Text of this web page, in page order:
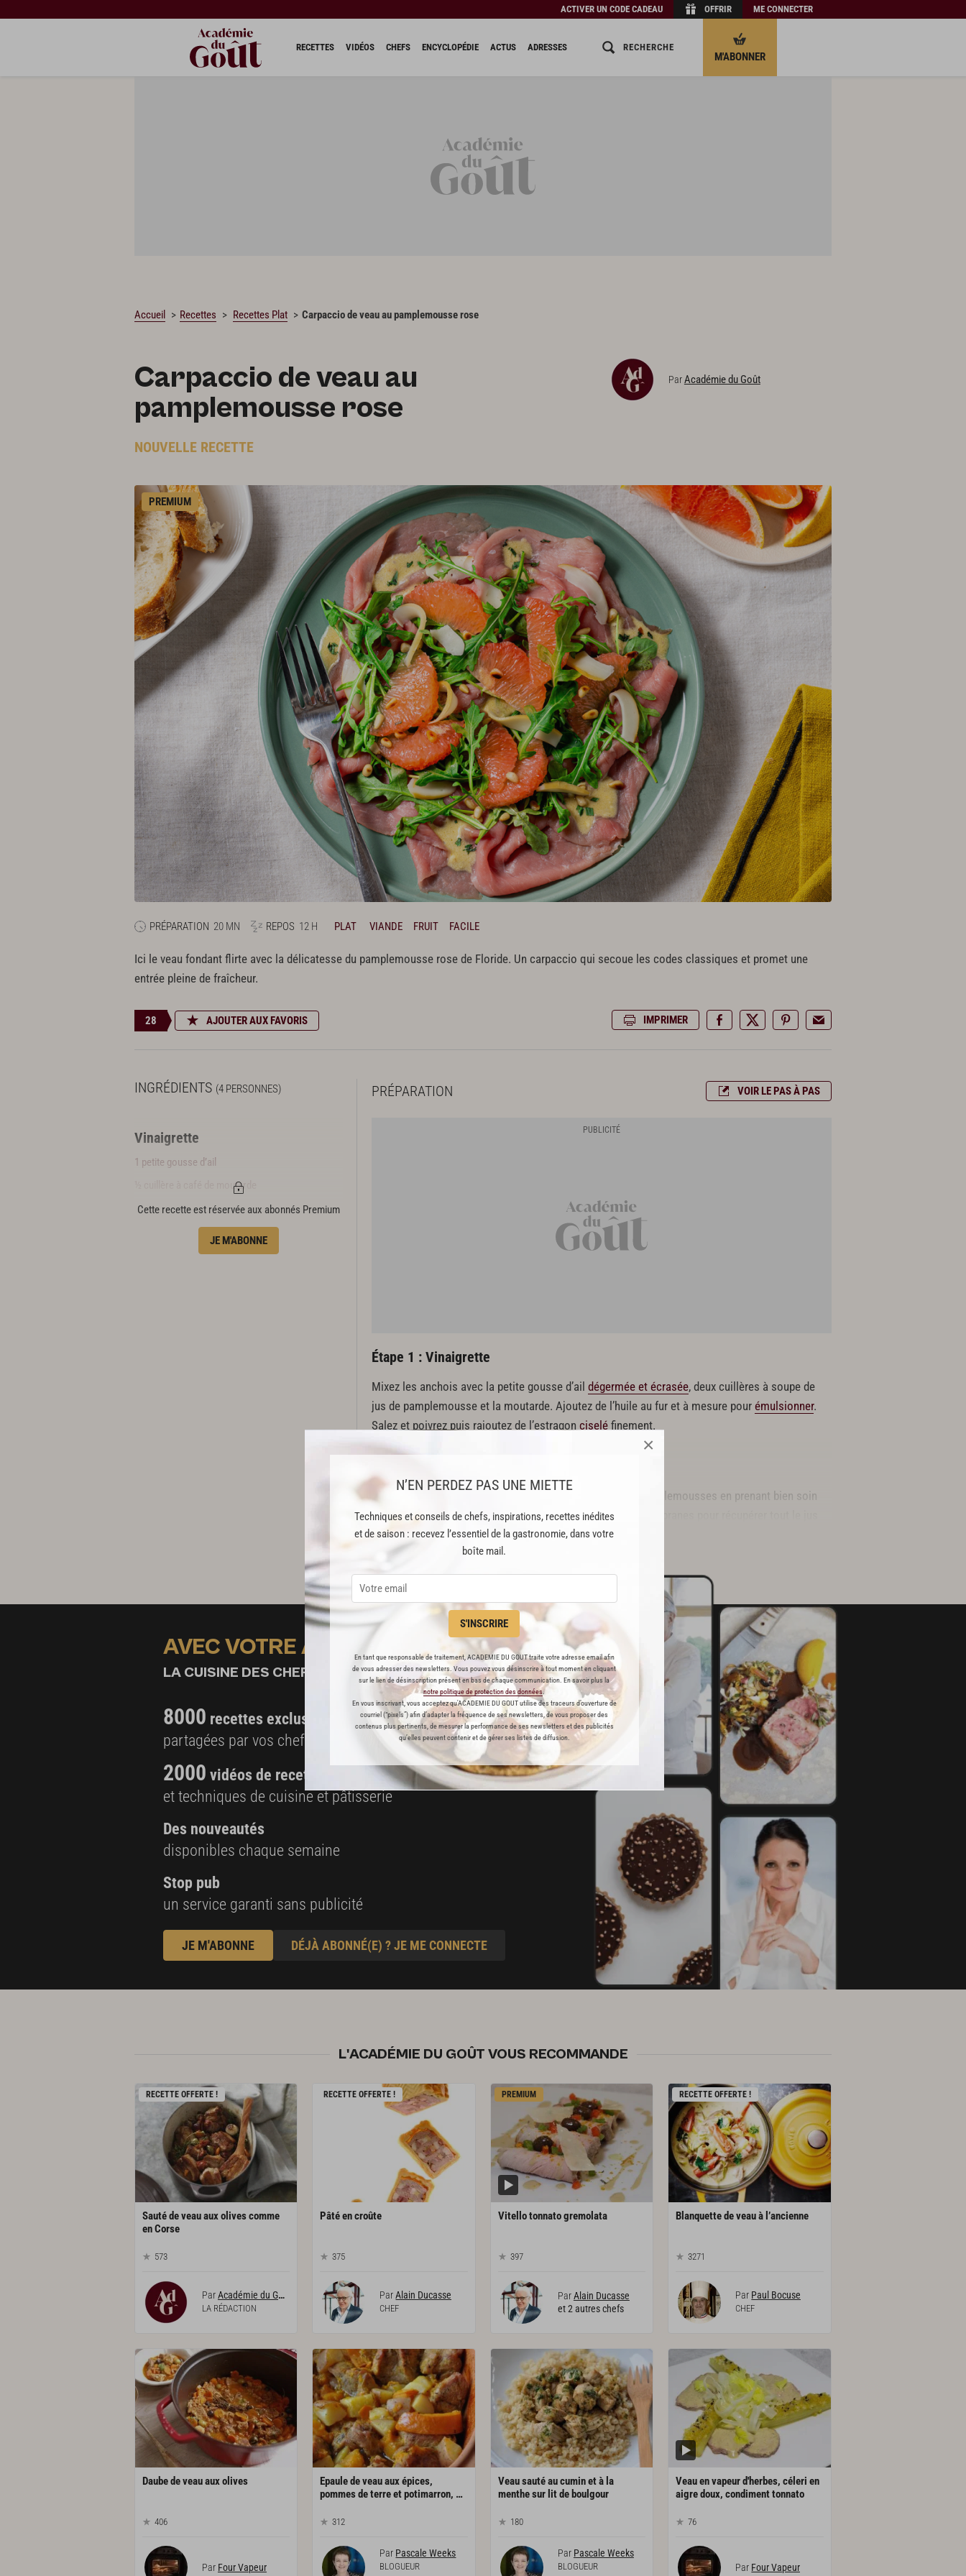
N’EN PERDEZ PAS UNE MIETTE
Techniques et conseils de chefs, inspirations, recettes inédites
et de saison : recevez l’essentiel de la gastronomie, dans votre
boîte mail.
S'INSCRIRE
En tant que responsable de traitement, ACADEMIE DU GOUT traite votre adresse email afin
de vous adresser des newsletters. Vous pouvez vous désinscrire à tout moment en cliquant
sur le lien de désinscription présent en bas de chaque communication. En savoir plus la
notre politique de protection des données.
En vous inscrivant, vous acceptez qu'ACADEMIE DU GOUT utilise des traceurs d’ouverture de
courriel (“pixels”) afin d’adapter la fréquence de ses newsletters, de vous proposer des
contenus plus pertinents, de mesurer la performance de ses newsletters et des publicités
qu’elles peuvent contenir et de gérer ses listes de diffusion.
×
ACTIVER UN CODE CADEAU OFFRIR ME CONNECTER
RECETTES VIDÉOS CHEFS ENCYCLOPÉDIE ACTUS ADRESSES RECHERCHE
M'ABONNER
Accueil Recettes Recettes Plat Carpaccio de veau au pamplemousse rose
Carpaccio de veau au
pamplemousse rose
NOUVELLE RECETTE
ParAcadémie du Goût
PREMIUM
PRÉPARATION 20 MN REPOS 12 H PLAT VIANDE FRUIT FACILE
Ici le veau fondant flirte avec la délicatesse du pamplemousse rose de Floride. Un carpaccio qui secoue les codes classiques et promet une
entrée pleine de fraîcheur.
28 AJOUTER AUX FAVORIS IMPRIMER
INGRÉDIENTS (4 PERSONNES)
Vinaigrette
1 petite gousse d’ail
½ cuillère à café de moutarde
4 anchois
2 branches d’estragon
Cette recette est réservée aux abonnés Premium
JE M'ABONNE
PRÉPARATION VOIR LE PAS À PAS
Étape 1 : Vinaigrette
Mixez les anchois avec la petite gousse d’ail dégermée et écrasée, deux cuillères à soupe de
jus de pamplemousse et la moutarde. Ajoutez de l’huile au fur et à mesure pour émulsionner.
Salez et poivrez puis rajoutez de l’estragon ciseléfinement.
Commencez par éplucher et prélever les suprêmes des pamplemousses en prenant bien soin
de récupérer le jus au-dessus d’un bol et de presser les membranes pour récupérer tout le jus
restant.
AVEC VOTRE ABONNEMENT PREMIUM
LA CUISINE DES CHEFS, ENFIN ACCESSIBLE !
8000 recettes exclusives
partagées par vos chefs préférés
2000 vidéos de recettes
et techniques de cuisine et pâtisserie
Des nouveautés
disponibles chaque semaine
Stop pub
un service garanti sans publicité
JE M'ABONNE DÉJÀ ABONNÉ(E) ? JE ME CONNECTE
L'ACADÉMIE DU GOÛT VOUS RECOMMANDE
RECETTE OFFERTE !
Sauté de veau aux olives comme
en Corse
573
ParAcadémie du Goût
LA RÉDACTION
RECETTE OFFERTE !
Pâtéencroûte
375
ParAlain Ducasse
CHEF
PREMIUM
Vitellotonnatogremolata
397
ParAlain Ducasse
et 2 autres chefs
RECETTE OFFERTE !
Blanquettedeveauà l’ancienne
3271
Par Paul Bocuse
CHEF
Daubedeveauauxolives
406
Par Four Vapeur
Epaule de veau aux épices,
pommes de terre et potimarron, cuisson en cocotte
312
Par Pascale Weeks
BLOGUEUR
Veau sauté au cumin et à la
menthe sur lit de boulgour
180
Par Pascale Weeks
BLOGUEUR
Veau en vapeur d'herbes, céleri en
aigre doux, condiment tonnato
76
Par Four Vapeur
CHARGEMENT…